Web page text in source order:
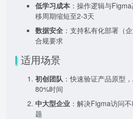
低学习成本 ：操作逻辑与
移周期缩短至2-3天
数据安全 ：支持私有化部署（
合规要求
适用场景
初创团队 ：快速验证产品原型
80%时间
中大型企业 ：解决Figma访问
题